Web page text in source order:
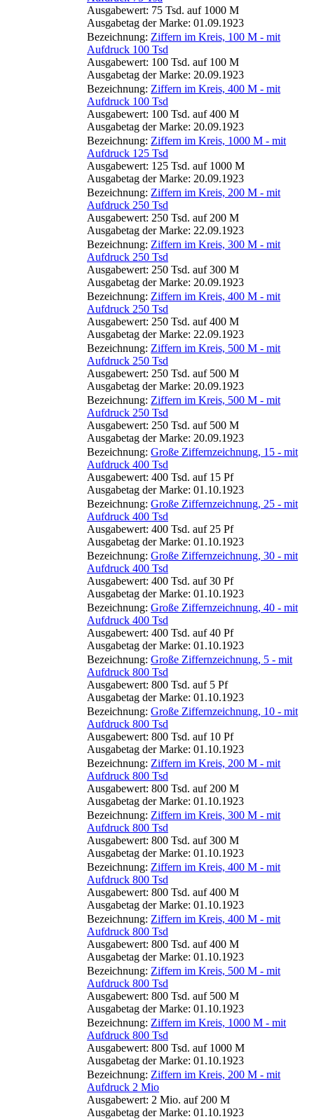
Ausgabewert: 75 Tsd. auf 1000 M
Ausgabetag der Marke: 01.09.1923
Bezeichnung: Ziffern im Kreis, 100 M - mit
Aufdruck 100 Tsd
Ausgabewert: 100 Tsd. auf 100 M
Ausgabetag der Marke: 20.09.1923
Bezeichnung: Ziffern im Kreis, 400 M - mit
Aufdruck 100 Tsd
Ausgabewert: 100 Tsd. auf 400 M
Ausgabetag der Marke: 20.09.1923
Bezeichnung: Ziffern im Kreis, 1000 M - mit
Aufdruck 125 Tsd
Ausgabewert: 125 Tsd. auf 1000 M
Ausgabetag der Marke: 20.09.1923
Bezeichnung: Ziffern im Kreis, 200 M - mit
Aufdruck 250 Tsd
Ausgabewert: 250 Tsd. auf 200 M
Ausgabetag der Marke: 22.09.1923
Bezeichnung: Ziffern im Kreis, 300 M - mit
Aufdruck 250 Tsd
Ausgabewert: 250 Tsd. auf 300 M
Ausgabetag der Marke: 20.09.1923
Bezeichnung: Ziffern im Kreis, 400 M - mit
Aufdruck 250 Tsd
Ausgabewert: 250 Tsd. auf 400 M
Ausgabetag der Marke: 22.09.1923
Bezeichnung: Ziffern im Kreis, 500 M - mit
Aufdruck 250 Tsd
Ausgabewert: 250 Tsd. auf 500 M
Ausgabetag der Marke: 20.09.1923
Bezeichnung: Ziffern im Kreis, 500 M - mit
Aufdruck 250 Tsd
Ausgabewert: 250 Tsd. auf 500 M
Ausgabetag der Marke: 20.09.1923
Bezeichnung: Große Ziffernzeichnung, 15 - mit
Aufdruck 400 Tsd
Ausgabewert: 400 Tsd. auf 15 Pf
Ausgabetag der Marke: 01.10.1923
Bezeichnung: Große Ziffernzeichnung, 25 - mit
Aufdruck 400 Tsd
Ausgabewert: 400 Tsd. auf 25 Pf
Ausgabetag der Marke: 01.10.1923
Bezeichnung: Große Ziffernzeichnung, 30 - mit
Aufdruck 400 Tsd
Ausgabewert: 400 Tsd. auf 30 Pf
Ausgabetag der Marke: 01.10.1923
Bezeichnung: Große Ziffernzeichnung, 40 - mit
Aufdruck 400 Tsd
Ausgabewert: 400 Tsd. auf 40 Pf
Ausgabetag der Marke: 01.10.1923
Bezeichnung: Große Ziffernzeichnung, 5 - mit
Aufdruck 800 Tsd
Ausgabewert: 800 Tsd. auf 5 Pf
Ausgabetag der Marke: 01.10.1923
Bezeichnung: Große Ziffernzeichnung, 10 - mit
Aufdruck 800 Tsd
Ausgabewert: 800 Tsd. auf 10 Pf
Ausgabetag der Marke: 01.10.1923
Bezeichnung: Ziffern im Kreis, 200 M - mit
Aufdruck 800 Tsd
Ausgabewert: 800 Tsd. auf 200 M
Ausgabetag der Marke: 01.10.1923
Bezeichnung: Ziffern im Kreis, 300 M - mit
Aufdruck 800 Tsd
Ausgabewert: 800 Tsd. auf 300 M
Ausgabetag der Marke: 01.10.1923
Bezeichnung: Ziffern im Kreis, 400 M - mit
Aufdruck 800 Tsd
Ausgabewert: 800 Tsd. auf 400 M
Ausgabetag der Marke: 01.10.1923
Bezeichnung: Ziffern im Kreis, 400 M - mit
Aufdruck 800 Tsd
Ausgabewert: 800 Tsd. auf 400 M
Ausgabetag der Marke: 01.10.1923
Bezeichnung: Ziffern im Kreis, 500 M - mit
Aufdruck 800 Tsd
Ausgabewert: 800 Tsd. auf 500 M
Ausgabetag der Marke: 01.10.1923
Bezeichnung: Ziffern im Kreis, 1000 M - mit
Aufdruck 800 Tsd
Ausgabewert: 800 Tsd. auf 1000 M
Ausgabetag der Marke: 01.10.1923
Bezeichnung: Ziffern im Kreis, 200 M - mit
Aufdruck 2 Mio
Ausgabewert: 2 Mio. auf 200 M
Ausgabetag der Marke: 01.10.1923